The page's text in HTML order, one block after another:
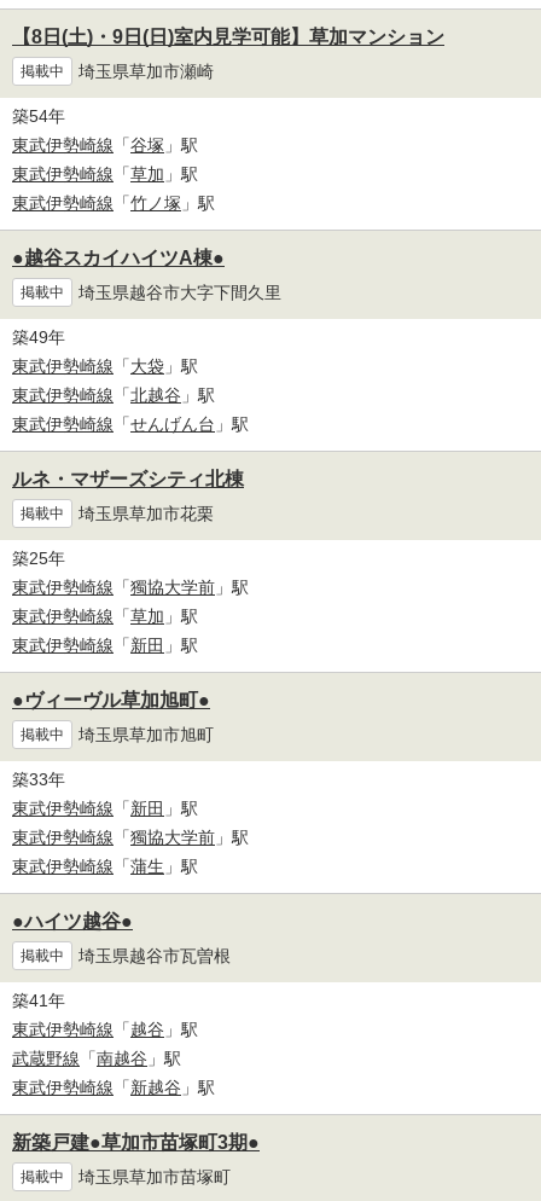
【8日(土)・9日(日)室内見学可能】草加マンション
掲載中 埼玉県草加市瀬崎
築54年
東武伊勢崎線 「谷塚 」駅
東武伊勢崎線 「草加 」駅
東武伊勢崎線 「竹ノ塚 」駅
●越谷スカイハイツA棟●
掲載中 埼玉県越谷市大字下間久里
築49年
東武伊勢崎線 「大袋 」駅
東武伊勢崎線 「北越谷 」駅
東武伊勢崎線 「せんげん台 」駅
ルネ・マザーズシティ北棟
掲載中 埼玉県草加市花栗
築25年
東武伊勢崎線 「獨協大学前 」駅
東武伊勢崎線 「草加 」駅
東武伊勢崎線 「新田 」駅
●ヴィーヴル草加旭町●
掲載中 埼玉県草加市旭町
築33年
東武伊勢崎線 「新田 」駅
東武伊勢崎線 「獨協大学前 」駅
東武伊勢崎線 「蒲生 」駅
●ハイツ越谷●
掲載中 埼玉県越谷市瓦曽根
築41年
東武伊勢崎線 「越谷 」駅
武蔵野線 「南越谷 」駅
東武伊勢崎線 「新越谷 」駅
新築戸建●草加市苗塚町3期●
掲載中 埼玉県草加市苗塚町